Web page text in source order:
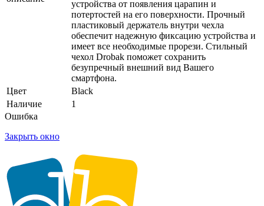
устройства от появления царапин и
потертостей на его поверхности. Прочный
пластиковый держатель внутри чехла
обеспечит надежную фиксацию устройства и
имеет все необходимые прорези. Стильный
чехол Drobak поможет сохранить
безупречный внешний вид Вашего
смартфона.
Цвет
Black
Наличие
1
Ошибка
Закрыть окно